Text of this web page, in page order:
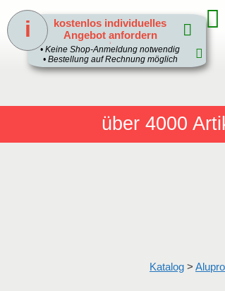
über 4000
Katalog >
kostenlos individuelles
Angebot anfordern
1
• Keine Shop-Anmeldung notwendig
• Bestellung auf Rechnung möglich
i